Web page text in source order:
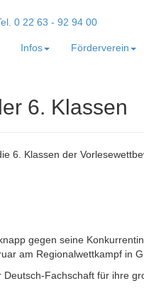
Infos Förderverein
6. Klassen
6. Klassen der
gegen seine
am Regionalwettkampf in
Fachschaft für ihre